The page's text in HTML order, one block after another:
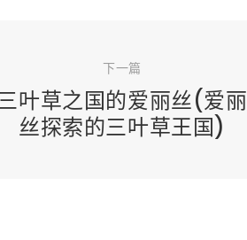
下一篇
叶草之国的爱丽丝(爱丽
丝探索的三叶草王国)